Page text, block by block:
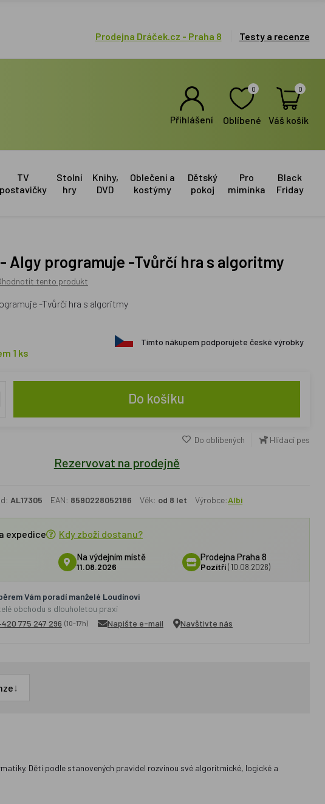
Prodejna Dráček.cz - Praha 8 Testy a recenze
Přihlášení
0
Oblíbené
0
Váš košík
TV
postavičky
Stolní
hry
Knihy,
DVD
Oblečení a
kostýmy
Dětský
pokoj
Pro
miminka
Black
Friday
- Algy programuje -Tvůrčí hra s algoritmy
tento produkt
-Tvůrčí hra s algoritmy
1 ks
Tímto nákupem podporujete české výrobky
Do košíku
Do oblíbených Hlídací pes
Rezervovat na prodejně
AL17305 EAN: 8590228052186 Věk: od 8 let Výrobce:Albi
expedice Kdy zboží dostanu?
Na výdejním místě
11.08.2026
Prodejna Praha 8
Pozítří(10.08.2026)
Vám poradí manželé Loudínovi
obchodu s dlouholetou praxí
775 247 296 (10-17h) Napište e-mail Navštivte nás
↓
Děti podle stanovených pravidel rozvinou své algoritmické, logické a